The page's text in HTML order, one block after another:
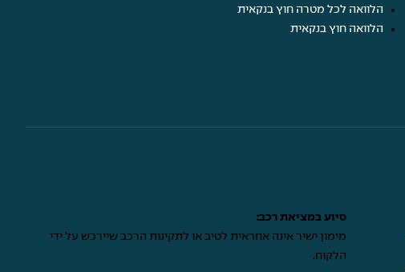
הלוואה לכל מטרה חוץ בנקאית
הלוואה חוץ בנקאית
סיוע במציאת רכב:
מימון ישיר אינה אחראית לטיב או לתקינות הרכב שיירכש על ידי
הלקוח.